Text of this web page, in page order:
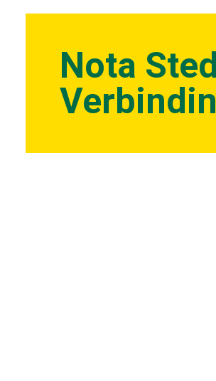
Nota